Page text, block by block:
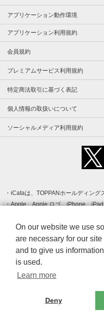
アプリケーション動作環境
アプリケーション利用規約
会員規約
プレミアムサービス利用規約
特定商法取引に基づく表記
個人情報の取扱いについて
ソーシャルメディア利用規約
iCataは、TOPPANホールディング
Apple、Apple ロゴ、iPhone、
登録された Apple Inc. の商標です
クです。
Android、Google Play および
す。
Windows は Microsoft Inc.の米国
標です。
Adobe、Adobe Reader、Adobe
その他、記載されている会社名、
On our website we use
are necessary for our
and to give us
is used.
Learn more
Deny